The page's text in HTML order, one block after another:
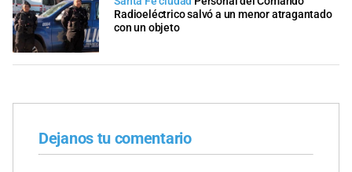
Radioeléctrico salvó a un menor atragantado
con un objeto
Dejanos tu comentario